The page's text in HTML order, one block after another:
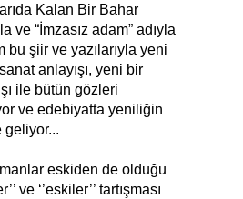
Kalan Bir Bahar
ve “İmzasız adam” adıyla
bu şiir ve yazılarıyla yeni
anlayışı, yeni bir
ile bütün gözleri
ve edebiyatta yeniliğin
geliyor...
eskiden de olduğu
ve ‘’eskiler’’ tartışması